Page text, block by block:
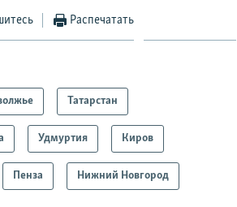
Распечатать
Татарстан
Удмуртия Киров
Пенза Нижний Новгород